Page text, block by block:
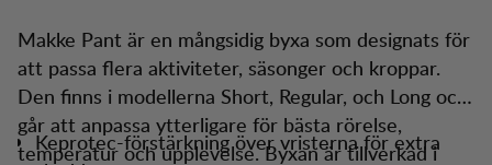
Makke Pant är en mångsidig byxa som designats för
att passa flera aktiviteter, säsonger och kroppar.
Den finns i modellerna Short, Regular, och Long och
går att anpassa ytterligare för bästa rörelse,
temperatur och upplevelse. Byxan är tillverkad i
Keprotec-förstärkning över vristerna för extra